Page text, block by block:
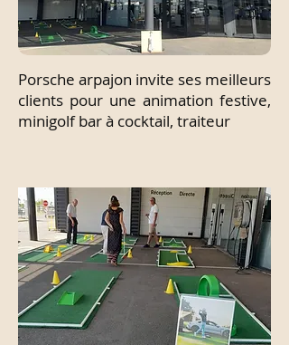
Porsche arpajon invite ses meilleurs
clients pour une animation festive,
minigolf bar à cocktail, traiteur